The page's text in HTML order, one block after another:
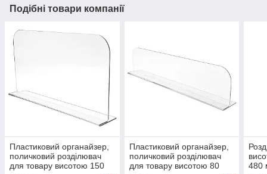
Подібні товари компанії
Пластиковий органайзер,
поличковий розділювач
для товару висотою 150
Пластиковий органайзер,
поличковий розділювач
для товару висотою 80
480